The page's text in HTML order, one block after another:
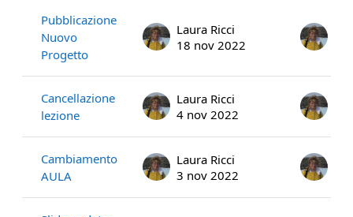
Pubblicazione
Nuovo
Progetto
Laura Ricci
18 nov 2022
Cancellazione
lezione
Laura Ricci
4 nov 2022
Cambiamento
AULA
Laura Ricci
3 nov 2022